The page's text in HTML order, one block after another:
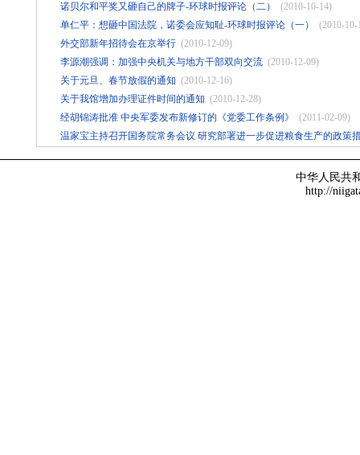
诺贝尔和平奖又砸自己的牌子-环球时报评论（二）
(2010-10-14)
单仁平：想砸中国法院，诺委会应知耻-环球时报评论（一）
(2010-10-
外交部新年招待会在京举行 (2010-12-09)
李源潮强调：加强中央机关与地方干部双向交流 (2010-12-09)
关于元旦、春节放假的通知 (2010-12-16)
关于我馆增加办理证件时间的通知 (2010-12-28)
经胡锦涛批准 中央军委发布新修订的《党委工作条例》
(2011-02-09)
温家宝主持召开国务院常务会议 研究部署进一步促进粮食生产的政策
中华人民共
http://